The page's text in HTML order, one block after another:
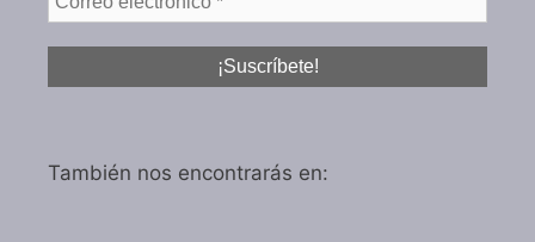
También nos encontrarás en: